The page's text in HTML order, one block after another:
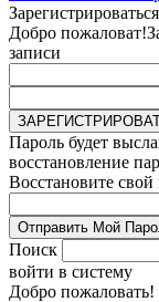
Зарегистрироваться
Добро пожаловат!
записи
Пароль будет
восстановление
Восстановите свой
Поиск
войти в систему
Добро